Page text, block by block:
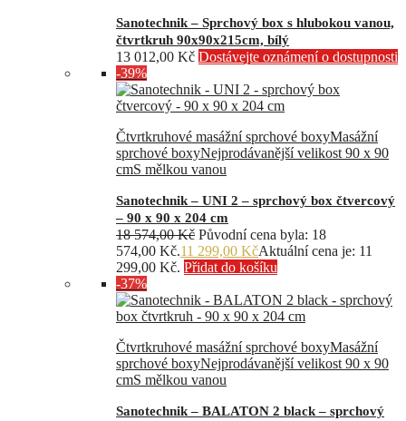
Sanotechnik – Sprchový box s hlubokou vanou,
čtvrtkruh 90x90x215cm, bílý
13 012,00 Kč Dostávejte oznámení o dostupnosti
-39%
Čtvrtkruhové masážní sprchové boxyMasážní
sprchové boxyNejprodávanější velikost 90 x 90
cmS mělkou vanou
Sanotechnik – UNI 2 – sprchový box čtvercový
– 90 x 90 x 204 cm
18 574,00Kč Původní cena byla: 18
574,00 Kč.11 299,00 KčAktuální cena je: 11
299,00 Kč. Přidat do košíku
-37%
Čtvrtkruhové masážní sprchové boxyMasážní
sprchové boxyNejprodávanější velikost 90 x 90
cmS mělkou vanou
Sanotechnik – BALATON 2 black – sprchový